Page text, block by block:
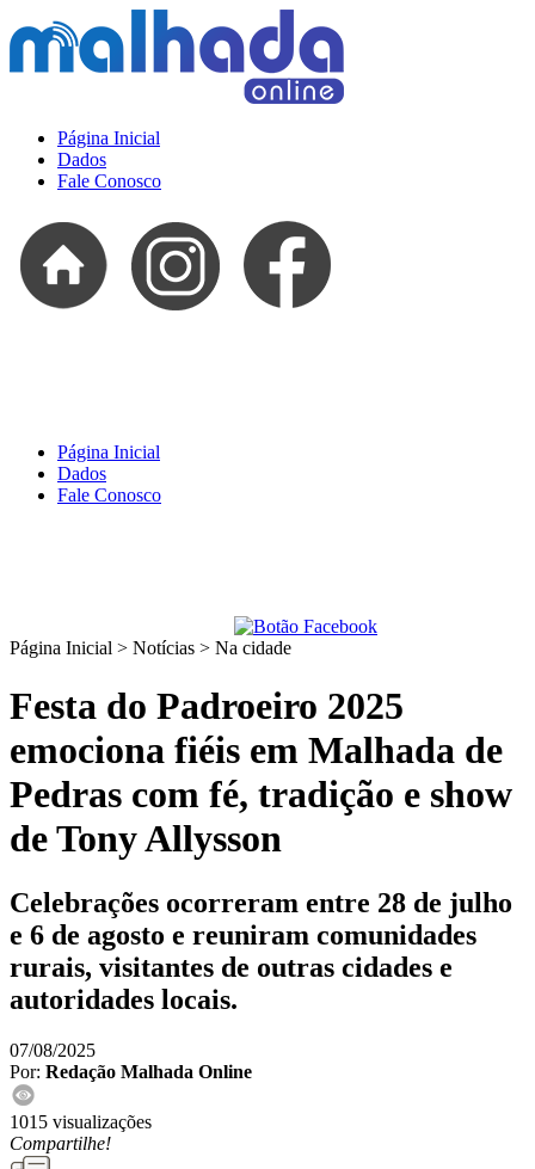
Página Inicial
Dados
Fale Conosco
Página Inicial
Dados
Fale Conosco
Página Inicial > Notícias > Na cidade
Festa do Padroeiro 2025
emociona fiéis em Malhada de
Pedras com fé, tradição e show
de Tony Allysson
Celebrações ocorreram entre 28 de julho
e 6 de agosto e reuniram comunidades
rurais, visitantes de outras cidades e
autoridades locais.
07/08/2025
Por: Redação Malhada Online
1015 visualizações
Compartilhe!